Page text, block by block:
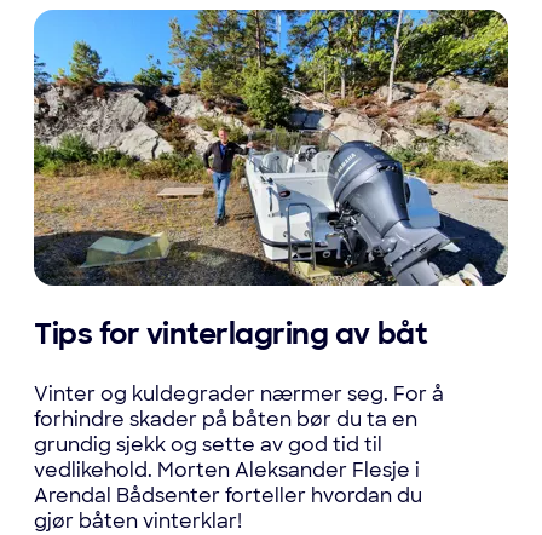
Tips for vinterlagring av båt
Vinter og kuldegrader nærmer seg. For å
forhindre skader på båten bør du ta en
grundig sjekk og sette av god tid til
vedlikehold. Morten Aleksander Flesje i
Arendal Bådsenter forteller hvordan du
gjør båten vinterklar!